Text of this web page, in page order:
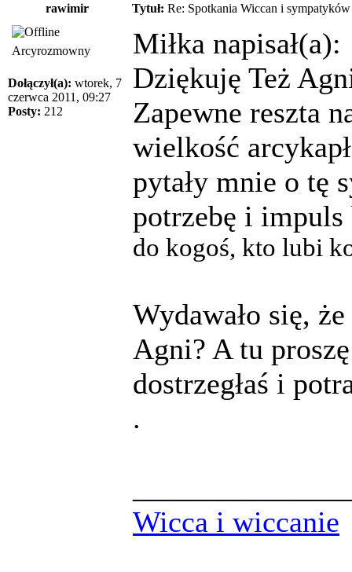
rawimir
Tytuł: Re: Spotkania Wiccan i
Arcyrozmowny
Dołączył(a): wtorek, 7
czerwca 2011, 09:27
Posty: 212
Miłka napisał(a):
Dziękuję Też
Zapewne reszta
wielkość
pytały mnie o tę
potrzebę i
do kogoś, kto lubi
Wydawało się,
Agni? A tu
dostrzegłaś i
.
Wicca i wiccanie